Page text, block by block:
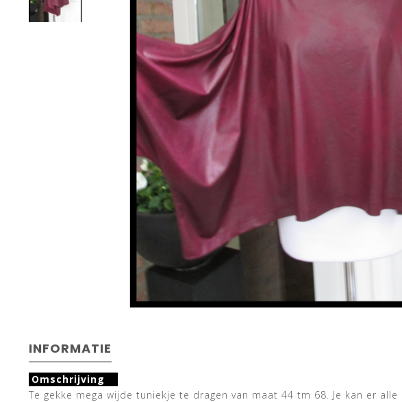
INFORMATIE
Omschrijving
Te gekke mega wijde tuniekje te dragen van maat 44 tm 68. Je kan er